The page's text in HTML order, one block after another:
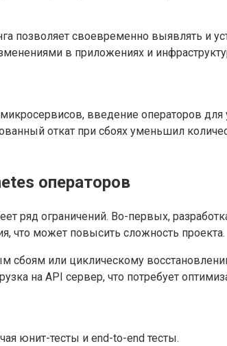
позволяет своевременно выявлять и
в приложениях и
введение операторов
откат при сбоях уменьшил
операторов
ограничений. Во-первых,
что может повысить сложность проекта.
или циклическому
на API сервер, что потребует
юнит-тесты и end-to-end тесты.